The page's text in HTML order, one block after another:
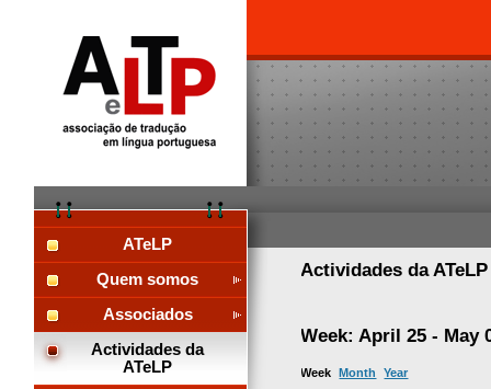
ATeLP
Quem somos
Associados
Actividades da
ATeLP
Actividades da
Week: April 25 - May
Week Month Year